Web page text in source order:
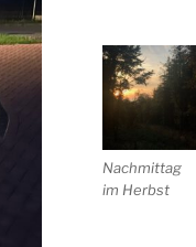
Nachmittag
im Herbst